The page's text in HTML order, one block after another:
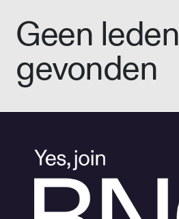
Geen leden
gevonden